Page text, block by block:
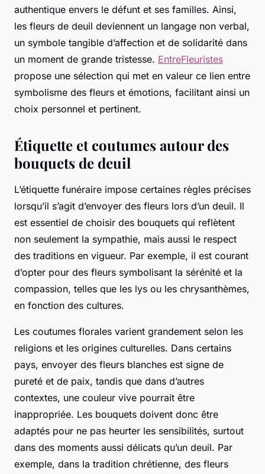
authentique envers le défunt et ses familles. Ainsi,
les fleurs de deuil deviennent un langage non verbal,
un symbole tangible d’affection et de solidarité dans
un moment de grande tristesse. EntreFleuristes
propose une sélection qui met en valeur ce lien entre
symbolisme des fleurs et émotions, facilitant ainsi un
choix personnel et pertinent.
Étiquette et coutumes autour des
bouquets de deuil
L’étiquette funéraire impose certaines règles précises
lorsqu’il s’agit d’envoyer des fleurs lors d’un deuil. Il
est essentiel de choisir des bouquets qui reflètent
non seulement la sympathie, mais aussi le respect
des traditions en vigueur. Par exemple, il est courant
d’opter pour des fleurs symbolisant la sérénité et la
compassion, telles que les lys ou les chrysanthèmes,
en fonction des cultures.
Les coutumes florales varient grandement selon les
religions et les origines culturelles. Dans certains
pays, envoyer des fleurs blanches est signe de
pureté et de paix, tandis que dans d’autres
contextes, une couleur vive pourrait être
inappropriée. Les bouquets doivent donc être
adaptés pour ne pas heurter les sensibilités, surtout
dans des moments aussi délicats qu’un deuil. Par
exemple, dans la tradition chrétienne, des fleurs